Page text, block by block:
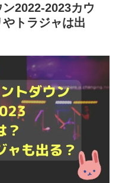
2022-2023カウ
トラジャは出